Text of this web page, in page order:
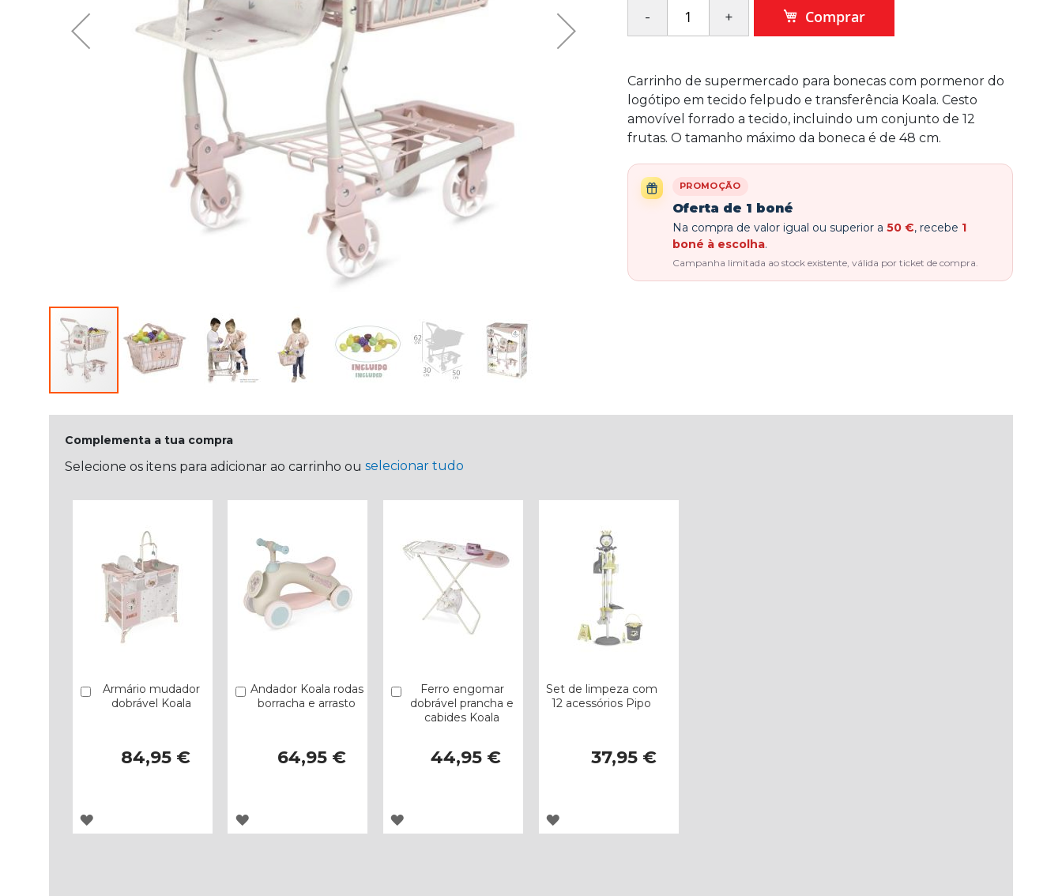
Comprar
Carrinho de supermercado para bonecas com pormenor do
logótipo em tecido felpudo e transferência Koala. Cesto
amovível forrado a tecido, incluindo um conjunto de 12
frutas. O tamanho máximo da boneca é de 48 cm.
PROMOÇÃO
Oferta de 1 boné
Na compra de valor igual ou superior a 50 €, recebe 1
boné à escolha.
Campanha limitada ao stock existente, válida por ticket de compra.
Complementa a tua compra
Selecione os itens para adicionar ao carrinho ou selecionar tudo
Armário mudador
dobrável Koala
84,95 €
Comprar
ADICIONAR
Andador Koala rodas
borracha e arrasto
64,95 €
Comprar
ADICIONAR
Ferro engomar
dobrável prancha e
cabides Koala
44,95 €
Comprar
ADICIONAR
Set de limpeza com
12 acessórios Pipo
37,95 €
ADICIONAR